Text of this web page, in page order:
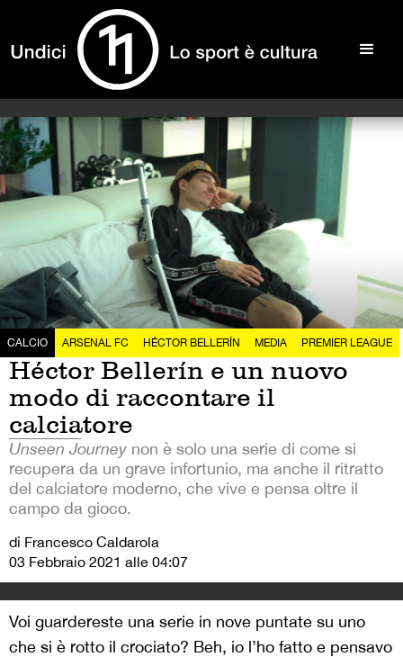
CALCIO ARSENAL FC HÉCTOR BELLERÍN MEDIA PREMIER LEAGUE
Héctor Bellerín e un nuovo
modo di raccontare il
calciatore
Unseen Journey non è solo una serie di come si
recupera da un grave infortunio, ma anche il ritratto
del calciatore moderno, che vive e pensa oltre il
campo da gioco.
di Francesco Caldarola
03 Febbraio 2021 alle 04:07
Voi guardereste una serie in nove puntate su uno
che si è rotto il crociato? Beh, io l’ho fatto e pensavo